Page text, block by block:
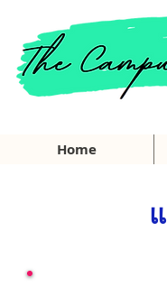
Home